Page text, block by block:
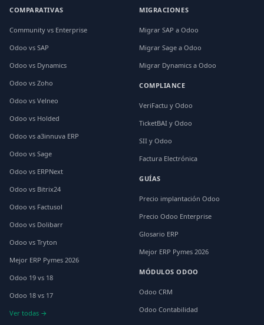
COMPARATIVAS
Community vs Enterprise
Odoo vs SAP
Odoo vs Dynamics
Odoo vs Zoho
Odoo vs Velneo
Odoo vs Holded
Odoo vs a3innuva ERP
Odoo vs Sage
Odoo vs ERPNext
Odoo vs Bitrix24
Odoo vs Factusol
Odoo vs Dolibarr
Odoo vs Tryton
Mejor ERP Pymes 2026
Odoo 19 vs 18
Odoo 18 vs 17
Ver todas →
MIGRACIONES
Migrar SAP a Odoo
Migrar Sage a Odoo
Migrar Dynamics a Odoo
COMPLIANCE
VeriFactu y Odoo
TicketBAI y Odoo
SII y Odoo
Factura Electrónica
GUÍAS
Precio implantación Odoo
Precio Odoo Enterprise
Glosario ERP
Mejor ERP Pymes 2026
MÓDULOS ODOO
Odoo CRM
Odoo Contabilidad